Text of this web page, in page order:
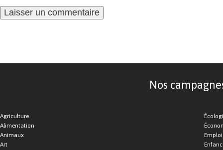
Nos
Agriculture
Alimentation
Animaux
Art
Emploi